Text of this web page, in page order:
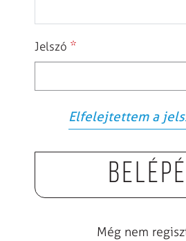
Jelszó *
Elfelejtettem a
Még nem